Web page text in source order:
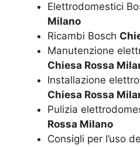
Elettrodomestici
Milano
Ricambi Bosch
Manutenzione
Chiesa Rossa
Installazione
Chiesa Rossa
Pulizia
Rossa Milano
Consigli per l’uso